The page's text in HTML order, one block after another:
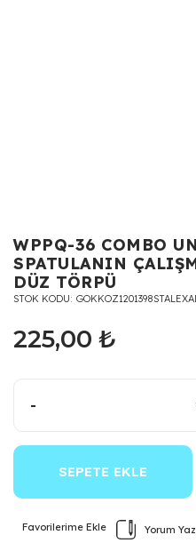
WPPQ-36 COMBO
SPATULANIN
DÜZ TÖRPÜ
STOK KODU
225,00 ₺
-
SEPETE EKLE
Yorum Yaz